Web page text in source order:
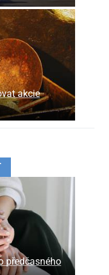
akcie
předčasného